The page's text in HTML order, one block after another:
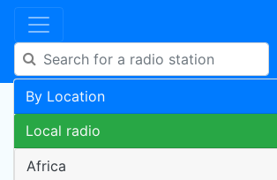
By Location
Local radio
Africa